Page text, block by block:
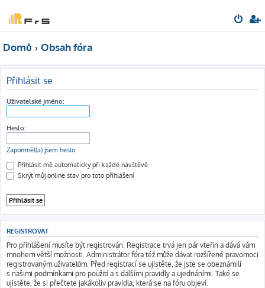
Domů Obsah fóra
Přihlásit se
Uživatelské jméno:
Heslo:
Zapomněl(a) jsem heslo
Přihlásit mě automaticky při každé návštěvě
Skrýt můj online stav pro toto přihlášení
REGISTROVAT
Pro přihlášení musíte být registrován. Registrace trvá jen pár vteřin a dává vám
mnohem větší možnosti. Administrátor fóra též může dávat rozšířené pravomoci
registrovaným uživatelům. Před registrací se ujistěte, že jste se obeznámili
s našimi podmínkami pro použití a s dalšími pravidly a ujednáními. Také se
ujistěte, že si přečtete jakákoliv pravidla, která se na fóru objeví.